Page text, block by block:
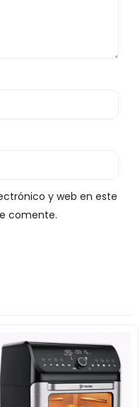
y web en este
comente.